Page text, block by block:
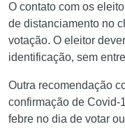
O contato com os
de distanciamento no
votação. O eleitor
identificação, sem
Outra recomendação
confirmação de Covid-
febre no dia de votar